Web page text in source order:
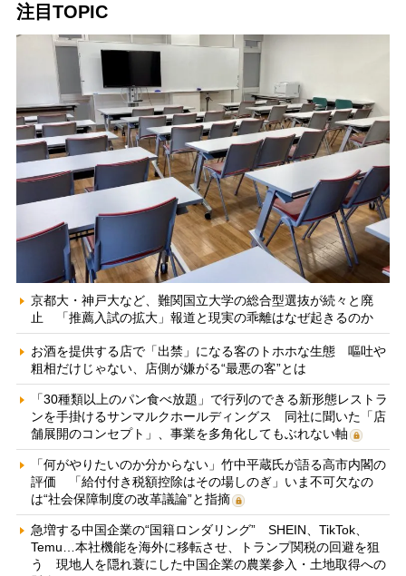
注目TOPIC
京都大・神戸大など、難関国立大学の総合型選抜が続々と廃
止 「推薦入試の拡大」報道と現実の乖離はなぜ起きるのか
お酒を提供する店で「出禁」になる客のトホホな生態 嘔吐や
粗相だけじゃない、店側が嫌がる“最悪の客”とは
「30種類以上のパン食べ放題」で行列のできる新形態レストラ
ンを手掛けるサンマルクホールディングス 同社に聞いた「店
舗展開のコンセプト」、事業を多角化してもぶれない軸
「何がやりたいのか分からない」竹中平蔵氏が語る高市内閣の
評価 「給付付き税額控除はその場しのぎ」いま不可欠なの
は“社会保障制度の改革議論”と指摘
急増する中国企業の“国籍ロンダリング” SHEIN、TikTok、
Temu…本社機能を海外に移転させ、トランプ関税の回避を狙
う 現地人を隠れ蓑にした中国企業の農業参入・土地取得への